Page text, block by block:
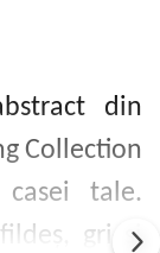
din
Collection
tale.
gri și